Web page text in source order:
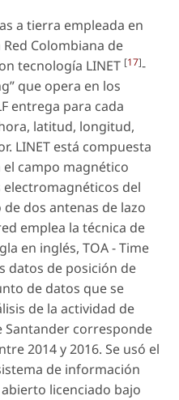
a tierra empleada en
Colombiana de
tecnología LINET [17]-
que opera en los
entrega para cada
latitud, longitud,
LINET está compuesta
campo magnético
del
dos antenas de lazo
emplea la técnica de
en inglés, TOA - Time
datos de posición de
de datos que se
de la actividad de
corresponde
2014 y 2016. Se usó el
de información
licenciado bajo